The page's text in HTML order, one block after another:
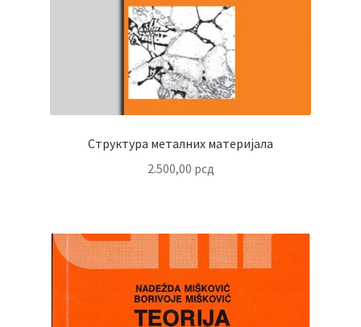
Структура металних материјала
2.500,00 рсд